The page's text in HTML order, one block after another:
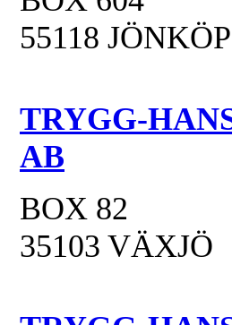
55118
TRYGG-
AB
BOX 82
35103 VÄXJÖ